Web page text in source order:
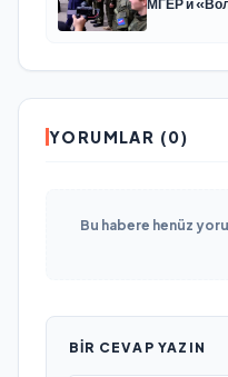
МГЕР и
YORUMLAR (0)
Bu habere henüz
BIR CEVAP YAZIN